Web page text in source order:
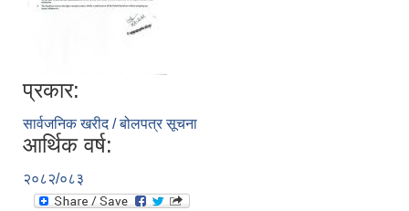
प्रकार:
सार्वजनिक खरीद / बोलपत्र सूचना
आर्थिक वर्ष:
२०८२/०८३